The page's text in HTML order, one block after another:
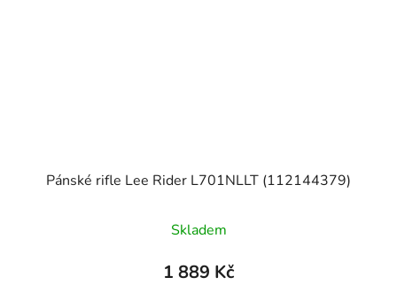
Pánské rifle Lee Rider L701NLLT (112144379)
Skladem
1 889 Kč